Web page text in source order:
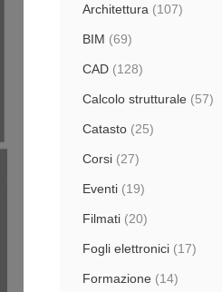
Architettura (107)
BIM (69)
CAD (128)
Calcolo strutturale (57)
Catasto (25)
Corsi (27)
Eventi (19)
Filmati (20)
Fogli elettronici (17)
Formazione (14)